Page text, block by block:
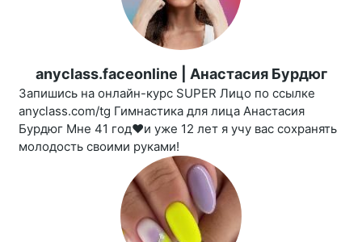
anyclass.faceonline | Анастасия Бурдюг
Запишись на онлайн-курс SUPER Лицо по ссылке
anyclass.com/tg Гимнастика для лица Анастасия
Бурдюг Мне 41 год❤️и уже 12 лет я учу вас сохранять
молодость своими руками!